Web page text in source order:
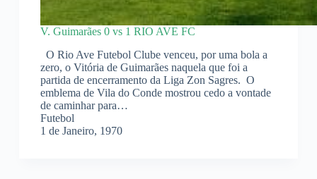
V. Guimarães 0 vs 1 RIO AVE FC
O Rio Ave Futebol Clube venceu, por uma bola a
zero, o Vitória de Guimarães naquela que foi a
partida de encerramento da Liga Zon Sagres. O
emblema de Vila do Conde mostrou cedo a vontade
de caminhar para…
Futebol
1 de Janeiro, 1970